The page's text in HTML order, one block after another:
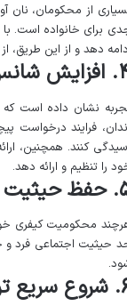
از محکومان، نان
برای خانواده است. با
دهد و از این طریق،
درخواست
نشان داده است که
فرایند
کنند. همچنین،
را تنظیم و ارائه دهد.
اجتماعی
محکومیت کیفری
حیثیت اجتماعی فرد و
بازپروری